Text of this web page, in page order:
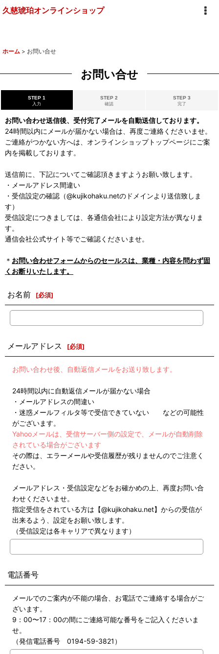
久慈琥珀オンラインショップ
ホーム > お問い合せ
お問い合せ
STEP 1
入力
STEP 2
確認
STEP 3
完了
お問い合わせ送信後、受付完了メールを自動送信しております。
24時間以内にメールが届かない場合は、再度ご連絡くださいませ。
ご連絡がつかない方へは、オンラインショップトップページにご案
内を掲載しております。
送信前に、下記についてご確認頂きますようお願い致します。
・メールアドレス間違い
・受信設定の確認（@kujikohaku.netのドメインより送信致しま
す）
受信設定につきましては、各通信会社により設定方法が異なりま
す。
通信会社公式サイト等でご確認くださいませ。
＊ お問い合わせフォームからのセールスは、業種・内容を問わず固
くお断りいたします。
お名前 [必須]
メールアドレス [必須]
お問い合わせ後、自動返信メールをお送り致します。
24時間以内に自動返信メールが届かない場合
・メールアドレスの間違い
・迷惑メールフィルタ等で受信できていない などの可能性
がございます。
Yahooメールは、受信サーバー側の設定で、メールが自動削除
されている場合がございます
その際は、エラーメールや受信履歴が残りませんのでご注意く
ださい。
メールアドレス・受信設定などをお確かめの上、再度お問い合
わせくださいませ。
指定受信をされている方は【@kujikohaku.net】からの受信が
出来るよう、設定をお願い致します。
（受信設定は各キャリアで異なります）
電話番号
メールでのご案内が不能の場合、お電話でご連絡する場合がご
ざいます。
9：00〜17：00の間にご連絡可能な番号をご記入くださいま
せ。
（発信電話番号 0194-59-3821）